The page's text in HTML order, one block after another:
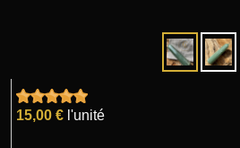
15,00 € l'unité